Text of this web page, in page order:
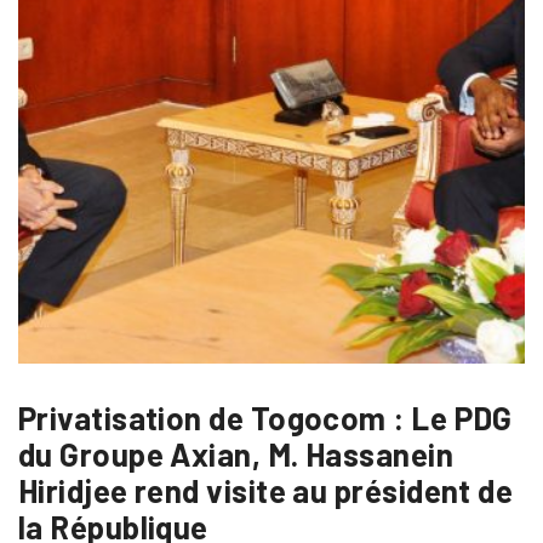
Privatisation de Togocom : Le PDG
du Groupe Axian, M. Hassanein
Hiridjee rend visite au président de
la République